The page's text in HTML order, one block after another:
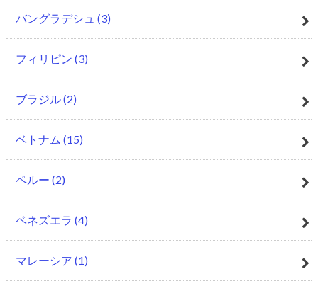
バングラデシュ (3)
フィリピン (3)
ブラジル(2)
ベトナム (15)
ペルー (2)
ベネズエラ (4)
マレーシア (1)